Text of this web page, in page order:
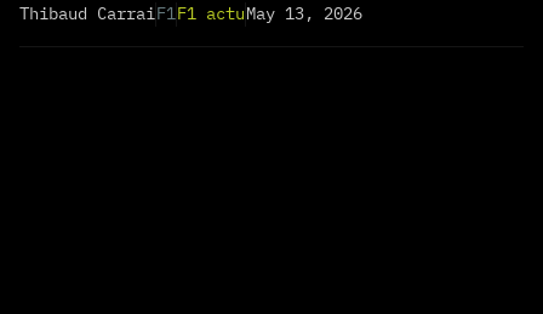
Thibaud CarraiF1F1 actuMay 13, 2026